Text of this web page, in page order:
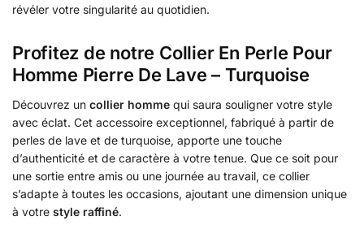
révéler votre singularité au quotidien.
Profitez de notre Collier En Perle Pour
Homme Pierre De Lave – Turquoise
Découvrez un collier homme qui saura souligner votre style
avec éclat. Cet accessoire exceptionnel, fabriqué à partir de
perles de lave et de turquoise, apporte une touche
d’authenticité et de caractère à votre tenue. Que ce soit pour
une sortie entre amis ou une journée au travail, ce collier
s’adapte à toutes les occasions, ajoutant une dimension unique
à votre style raffiné.